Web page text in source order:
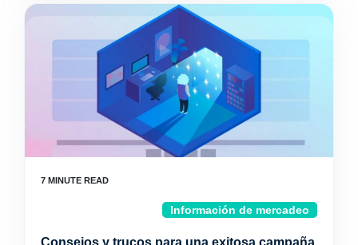
Información de mercadeo